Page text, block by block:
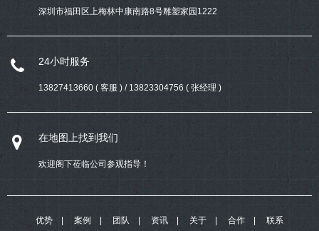
深圳市福田区上梅林中康南路8号雕塑家园1222
24小时服务
13827413660 ( 客服 ) / 13823304756 ( 张经理 )
在地图上找到我们
欢迎阁下莅临公司参观指导！
优势 案例 团队 资讯 关于 合作 联系